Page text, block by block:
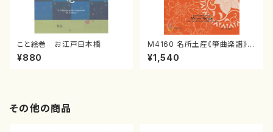
こと絵巻 お江戸日本橋
¥880
M4160 名所土産《箏曲楽譜》
（箏/宮城喜代子・宮城数江著・
宮城宗家監修/箏曲古典楽譜）
¥1,540
その他の商品